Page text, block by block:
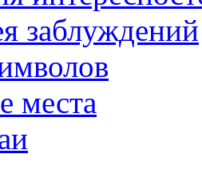
заблуждений
места